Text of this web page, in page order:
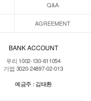
Q&A
AGREEMENT
BANK ACCOUNT
우리 1002-130-611054
기업 3020-24897-02-013
예금주 : 김태환